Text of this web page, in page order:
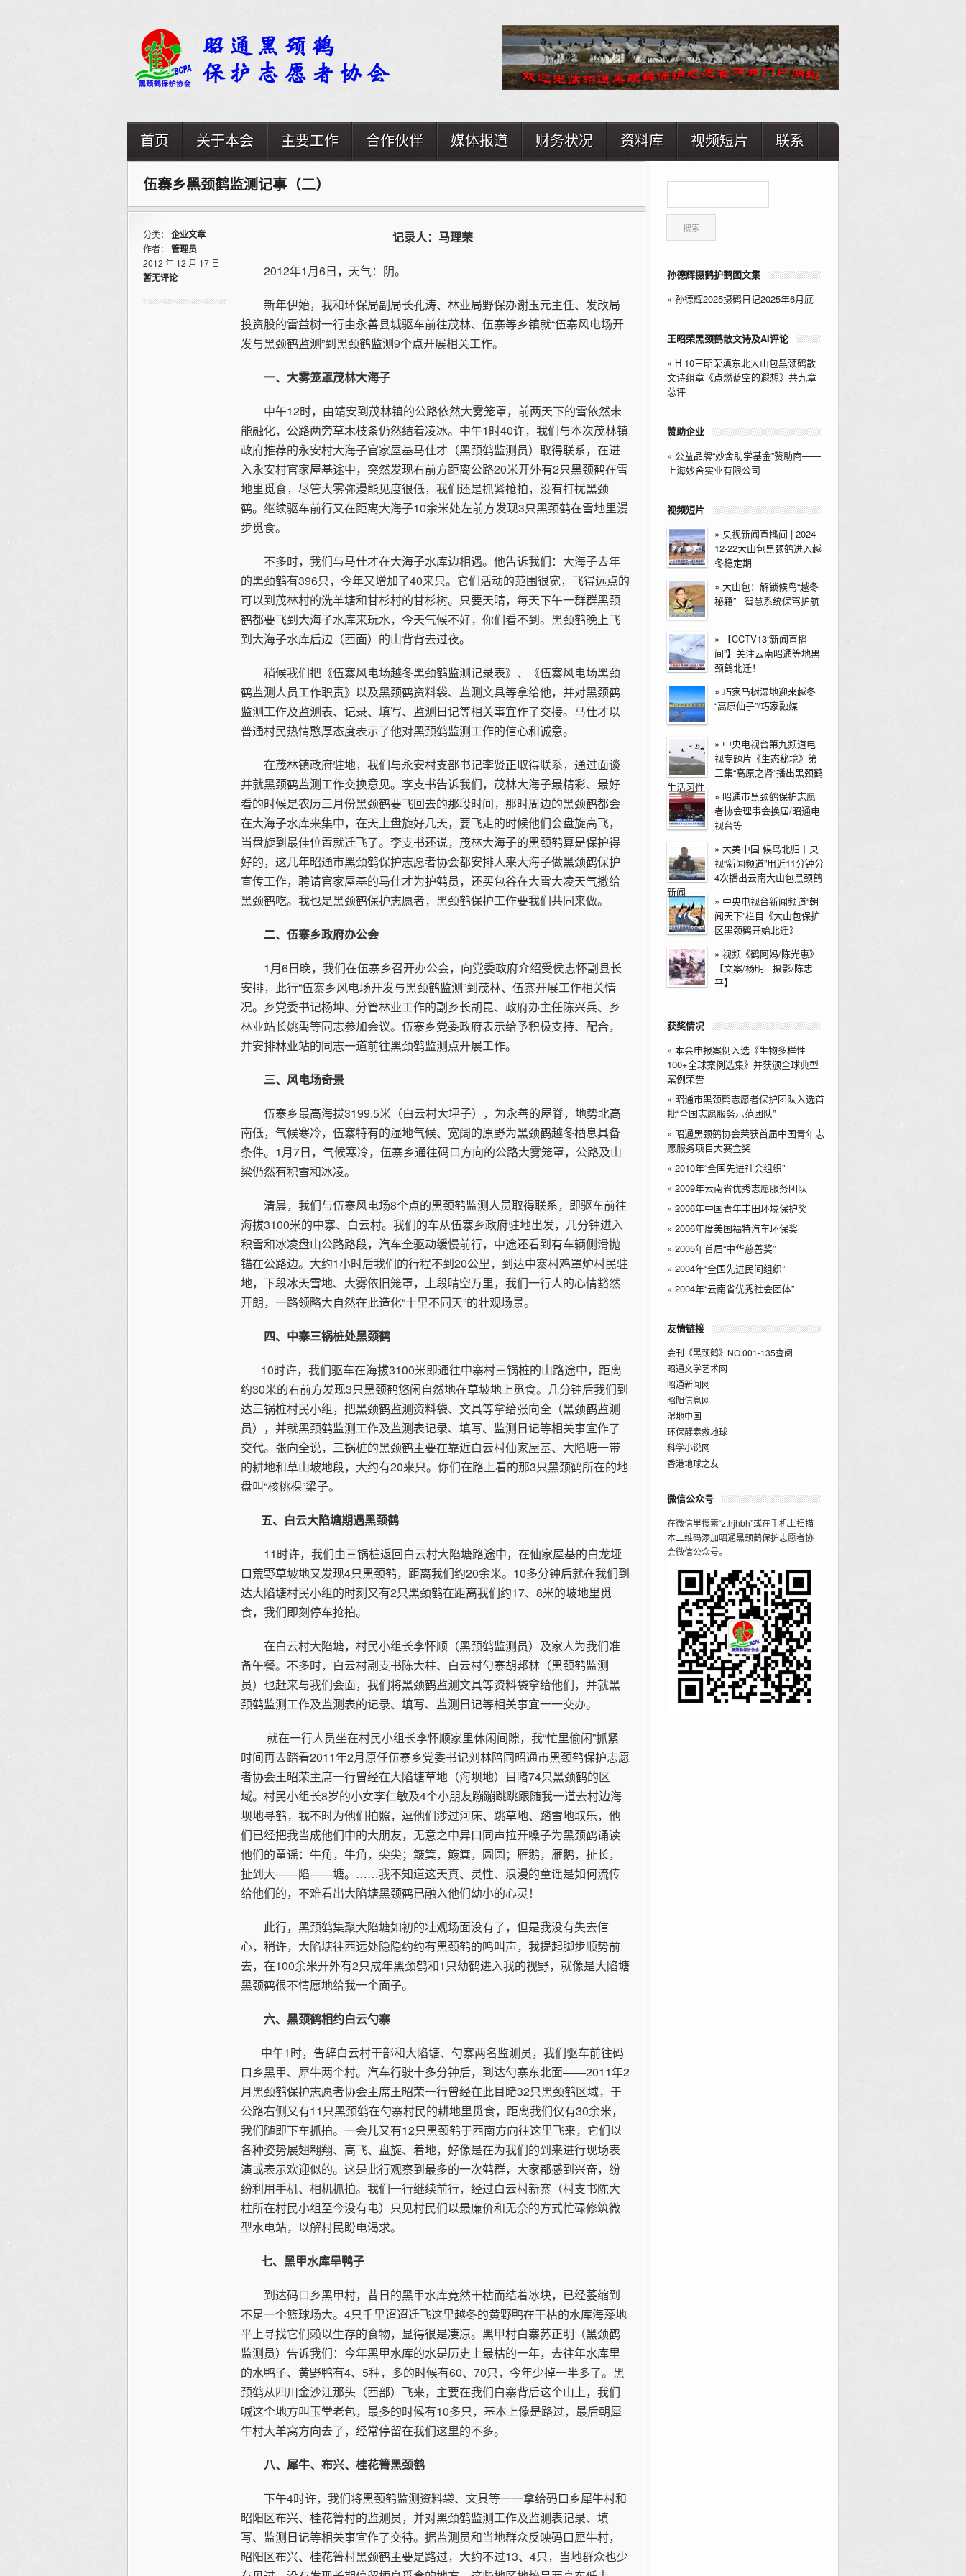
首页 关于本会 主要工作 合作伙伴 媒体报道 财务状况 资料库 视频短片 联系
伍寨乡黑颈鹤监测记事（二）
分类： 企业文章
作者： 管理员
2012 年 12 月 17 日
暂无评论
记录人：马理荣
2012年1月6日，天气：阴。
新年伊始，我和环保局副局长孔涛、林业局野保办谢玉元主任、发改局
投资股的雷益树一行由永善县城驱车前往茂林、伍寨等乡镇就“伍寨风电场开
发与黑颈鹤监测”到黑颈鹤监测9个点开展相关工作。
一、大雾笼罩茂林大海子
中午12时，由靖安到茂林镇的公路依然大雾笼罩，前两天下的雪依然未
能融化，公路两旁草木枝条仍然结着凌冰。中午1时40许，我们与本次茂林镇
政府推荐的永安村大海子官家屋基马仕才（黑颈鹤监测员）取得联系，在进
入永安村官家屋基途中，突然发现右前方距离公路20米开外有2只黑颈鹤在雪
地里觅食，尽管大雾弥漫能见度很低，我们还是抓紧抢拍，没有打扰黑颈
鹤。继续驱车前行又在距离大海子10余米处左前方发现3只黑颈鹤在雪地里漫
步觅食。
不多时，我们与马仕才在大海子水库边相遇。他告诉我们：大海子去年
的黑颈鹤有396只，今年又增加了40来只。它们活动的范围很宽，飞得远点的
可以到茂林村的洗羊塘和甘杉村的甘杉树。只要天晴，每天下午一群群黑颈
鹤都要飞到大海子水库来玩水，今天气候不好，你们看不到。黑颈鹤晚上飞
到大海子水库后边（西面）的山背背去过夜。
稍候我们把《伍寨风电场越冬黑颈鹤监测记录表》、《伍寨风电场黑颈
鹤监测人员工作职责》以及黑颈鹤资料袋、监测文具等拿给他，并对黑颈鹤
监测工作及监测表、记录、填写、监测日记等相关事宜作了交接。马仕才以
普通村民热情憨厚态度表示了他对黑颈鹤监测工作的信心和诚意。
在茂林镇政府驻地，我们与永安村支部书记李贤正取得联系，通过面谈
并就黑颈鹤监测工作交换意见。李支书告诉我们，茂林大海子最精彩、最好
看的时候是农历三月份黑颈鹤要飞回去的那段时间，那时周边的黑颈鹤都会
在大海子水库来集中，在天上盘旋好几天，要飞走的时候他们会盘旋高飞，
当盘旋到最佳位置就迁飞了。李支书还说，茂林大海子的黑颈鹤算是保护得
好的，这几年昭通市黑颈鹤保护志愿者协会都安排人来大海子做黑颈鹤保护
宣传工作，聘请官家屋基的马仕才为护鹤员，还买包谷在大雪大凌天气撒给
黑颈鹤吃。我也是黑颈鹤保护志愿者，黑颈鹤保护工作要我们共同来做。
二、伍寨乡政府办公会
1月6日晚，我们在伍寨乡召开办公会，向党委政府介绍受侯志怀副县长
安排，此行“伍寨乡风电场开发与黑颈鹤监测”到茂林、伍寨开展工作相关情
况。乡党委书记杨坤、分管林业工作的副乡长胡昆、政府办主任陈兴兵、乡
林业站长姚禹等同志参加会议。伍寨乡党委政府表示给予积极支持、配合，
并安排林业站的同志一道前往黑颈鹤监测点开展工作。
三、风电场奇景
伍寨乡最高海拔3199.5米（白云村大坪子），为永善的屋脊，地势北高
南低，气候寒冷，伍寨特有的湿地气候、宽阔的原野为黑颈鹤越冬栖息具备
条件。1月7日，气候寒冷，伍寨乡通往码口方向的公路大雾笼罩，公路及山
梁仍然有积雪和冰凌。
清晨，我们与伍寨风电场8个点的黑颈鹤监测人员取得联系，即驱车前往
海拔3100米的中寨、白云村。我们的车从伍寨乡政府驻地出发，几分钟进入
积雪和冰凌盘山公路路段，汽车全驱动缓慢前行，中途还看到有车辆侧滑抛
锚在公路边。大约1小时后我们的行程不到20公里，到达中寨村鸡罩炉村民驻
地，下段冰天雪地、大雾依旧笼罩，上段晴空万里，我们一行人的心情豁然
开朗，一路领略大自然在此造化“十里不同天”的壮观场景。
四、中寨三锅桩处黑颈鹤
10时许，我们驱车在海拔3100米即通往中寨村三锅桩的山路途中，距离
约30米的右前方发现3只黑颈鹤悠闲自然地在草坡地上觅食。几分钟后我们到
达三锅桩村民小组，把黑颈鹤监测资料袋、文具等拿给张向全（黑颈鹤监测
员），并就黑颈鹤监测工作及监测表记录、填写、监测日记等相关事宜作了
交代。张向全说，三锅桩的黑颈鹤主要在靠近白云村仙家屋基、大陷塘一带
的耕地和草山坡地段，大约有20来只。你们在路上看的那3只黑颈鹤所在的地
盘叫“核桃棵”梁子。
五、白云大陷塘期遇黑颈鹤
11时许，我们由三锅桩返回白云村大陷塘路途中，在仙家屋基的白龙垭
口荒野草坡地又发现4只黑颈鹤，距离我们约20余米。10多分钟后就在我们到
达大陷塘村民小组的时刻又有2只黑颈鹤在距离我们约17、8米的坡地里觅
食，我们即刻停车抢拍。
在白云村大陷塘，村民小组长李怀顺（黑颈鹤监测员）及家人为我们准
备午餐。不多时，白云村副支书陈大柱、白云村勺寨胡邦林（黑颈鹤监测
员）也赶来与我们会面，我们将黑颈鹤监测文具等资料袋拿给他们，并就黑
颈鹤监测工作及监测表的记录、填写、监测日记等相关事宜一一交办。
就在一行人员坐在村民小组长李怀顺家里休闲间隙，我“忙里偷闲”抓紧
时间再去踏看2011年2月原任伍寨乡党委书记刘林陪同昭通市黑颈鹤保护志愿
者协会王昭荣主席一行曾经在大陷塘草地（海坝地）目睹74只黑颈鹤的区
域。村民小组长8岁的小女李仁敏及4个小朋友蹦蹦跳跳跟随我一道去村边海
坝地寻鹤，我不时为他们拍照，逗他们涉过河床、跳草地、踏雪地取乐，他
们已经把我当成他们中的大朋友，无意之中异口同声拉开嗓子为黑颈鹤诵读
他们的童谣：牛角，牛角，尖尖；簸箕，簸箕，圆圆；雁鹅，雁鹅，扯长，
扯到大——陷——塘。……我不知道这天真、灵性、浪漫的童谣是如何流传
给他们的，不难看出大陷塘黑颈鹤已融入他们幼小的心灵！
此行，黑颈鹤集聚大陷塘如初的壮观场面没有了，但是我没有失去信
心，稍许，大陷塘往西远处隐隐约约有黑颈鹤的鸣叫声，我提起脚步顺势前
去，在100余米开外有2只成年黑颈鹤和1只幼鹤进入我的视野，就像是大陷塘
黑颈鹤很不情愿地给我一个面子。
六、黑颈鹤相约白云勺寨
中午1时，告辞白云村干部和大陷塘、勺寨两名监测员，我们驱车前往码
口乡黑甲、犀牛两个村。汽车行驶十多分钟后，到达勺寨东北面——2011年2
月黑颈鹤保护志愿者协会主席王昭荣一行曾经在此目睹32只黑颈鹤区域，于
公路右侧又有11只黑颈鹤在勺寨村民的耕地里觅食，距离我们仅有30余米，
我们随即下车抓拍。一会儿又有12只黑颈鹤于西南方向往这里飞来，它们以
各种姿势展翅翱翔、高飞、盘旋、着地，好像是在为我们的到来进行现场表
演或表示欢迎似的。这是此行观察到最多的一次鹤群，大家都感到兴奋，纷
纷利用手机、相机抓拍。我们一行继续前行，经过白云村新寨（村支书陈大
柱所在村民小组至今没有电）只见村民们以最廉价和无奈的方式忙碌修筑微
型水电站，以解村民盼电渴求。
七、黑甲水库旱鸭子
到达码口乡黑甲村，昔日的黑甲水库竟然干枯而结着冰块，已经萎缩到
不足一个篮球场大。4只千里迢迢迁飞这里越冬的黄野鸭在干枯的水库海藻地
平上寻找它们赖以生存的食物，显得很是凄凉。黑甲村白寨苏正明（黑颈鹤
监测员）告诉我们：今年黑甲水库的水是历史上最枯的一年，去往年水库里
的水鸭子、黄野鸭有4、5种，多的时候有60、70只，今年少掉一半多了。黑
颈鹤从四川金沙江那头（西部）飞来，主要在我们白寨背后这个山上，我们
喊这个地方叫玉堂老包，最多的时候有10多只，基本上像是路过，最后朝犀
牛村大羊窝方向去了，经常停留在我们这里的不多。
八、犀牛、布兴、桂花箐黑颈鹤
下午4时许，我们将黑颈鹤监测资料袋、文具等一一拿给码口乡犀牛村和
昭阳区布兴、桂花箐村的监测员，并对黑颈鹤监测工作及监测表记录、填
写、监测日记等相关事宜作了交待。据监测员和当地群众反映码口犀牛村，
昭阳区布兴、桂花箐村黑颈鹤主要是路过，大约不过13、4只，当地群众也少
孙德辉摄鹤护鹤图文集
» 孙德辉2025摄鹤日记2025年6月底
王昭荣黑颈鹤散文诗及AI评论
» H-10王昭荣滇东北大山包黑颈鹤散
文诗组章《点燃蓝空的遐想》共九章
总评
赞助企业
» 公益品牌“妙舍助学基金”赞助商——
上海妙舍实业有限公司
视频短片
» 央视新闻直播间 | 2024-
12-22大山包黑颈鹤进入越
冬稳定期
» 大山包：解锁候鸟“越冬
秘籍” 智慧系统保驾护航
»
【CCTV13“新闻直播
间”】关注云南昭通等地黑
颈鹤北迁！
» 巧家马树湿地迎来越冬
“高原仙子”/巧家融媒
» 中央电视台第九频道电
视专题片《生态秘境》第
三集“高原之肾”播出黑颈鹤
生活习性
» 昭通市黑颈鹤保护志愿
者协会理事会换届/昭通电
视台等
» 大美中国 候鸟北归｜央
视“新闻频道”用近11分钟分
4次播出云南大山包黑颈鹤
新闻
» 中央电视台新闻频道“朝
闻天下”栏目《大山包保护
区黑颈鹤开始北迁》
» 视频《鹤阿妈/陈光惠》
【文案/杨明 摄影/陈忠
平】
获奖情况
» 本会申报案例入选《生物多样性
100+全球案例选集》并获颁全球典型
案例荣誉
» 昭通市黑颈鹤志愿者保护团队入选首
批“全国志愿服务示范团队”
» 昭通黑颈鹤协会荣获首届中国青年志
愿服务项目大赛金奖
» 2010年“全国先进社会组织”
» 2009年云南省优秀志愿服务团队
» 2006年中国青年丰田环境保护奖
» 2006年度美国福特汽车环保奖
» 2005年首届“中华慈善奖”
» 2004年“全国先进民间组织”
» 2004年“云南省优秀社会团体”
友情链接
会刊《黑颈鹤》NO.001-135查阅
昭通文学艺术网
昭通新闻网
昭阳信息网
湿地中国
环保酵素救地球
科学小说网
香港地球之友
微信公众号
在微信里搜索“zthjhbh”或在手机上扫描
本二维码添加昭通黑颈鹤保护志愿者协
会微信公众号。